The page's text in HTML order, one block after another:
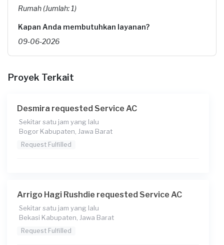
Rumah (Jumlah: 1)
Kapan Anda membutuhkan layanan?
09-06-2026
15:30
Rp160.000 + Rp11.000 (biaya layanan) + Rp3.700 (biaya
Transaksi)
Catatan
Proyek Terkait
Desmira requested Service AC
Sekitar satu jam yang lalu
Bogor Kabupaten, Jawa Barat
Request Fulfilled
Arrigo Hagi Rushdie requested Service AC
Sekitar satu jam yang lalu
Bekasi Kabupaten, Jawa Barat
Request Fulfilled